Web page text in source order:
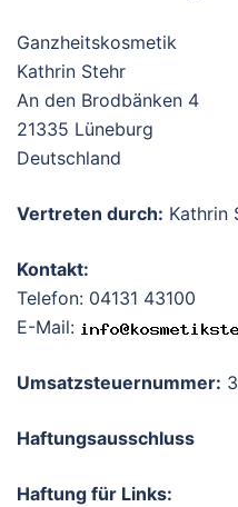
Ganzheitskosmetik
Kathrin Stehr
An den Brodbänken 4
21335 Lüneburg
Deutschland
Vertreten durch: Kathrin
Kontakt:
Telefon: 04131 43100
E-Mail:
Umsatzsteuernummer:
Haftungsausschluss
Haftung für Links: